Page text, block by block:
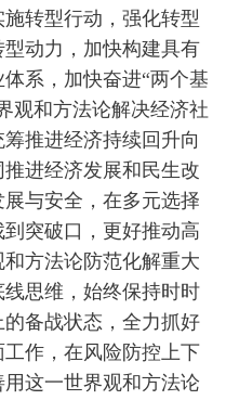
转型行动，强化转型
动力，加快构建具有
系，加快奋进“两个基
观和方法论解决经济社
推进经济持续回升向
进经济发展和民生改
与安全，在多元选择
突破口，更好推动高
方法论防范化解重大
思维，始终保持时时
备战状态，全力抓好
作，在风险防控上下
这一世界观和方法论